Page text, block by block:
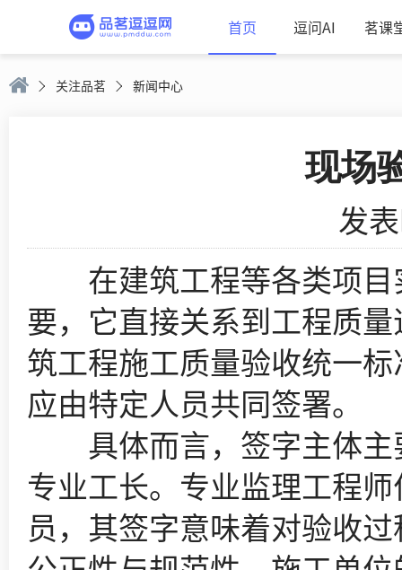
首页 逗问AI 茗课
关注品茗 新闻中心
现场
发
在建筑工程等各类项目
要，它直接关系到工程质
筑工程施工质量验收统一
应由特定人员共同签署。
具体而言，签字主体主
专业工长。专业监理工程
员，其签字意味着对验收